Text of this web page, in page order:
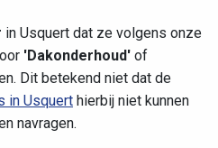
in Usquert dat ze volgens onze
'Dakonderhoud' of
Dit betekend niet dat de
in Usquert hierbij niet kunnen
navragen.